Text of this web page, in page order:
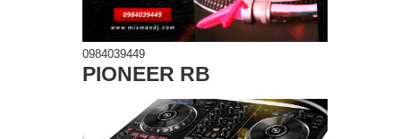
0984039449
PIONEER RB